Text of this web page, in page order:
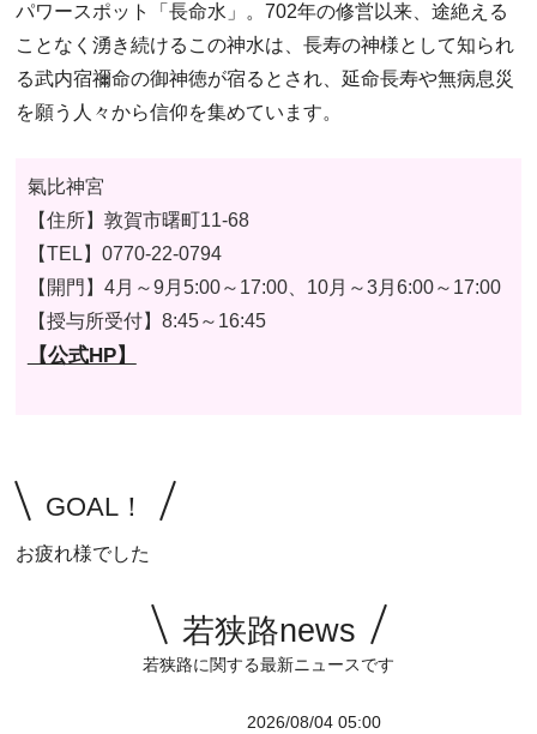
パワースポット「長命水」。702年の修営以来、途絶える
ことなく湧き続けるこの神水は、長寿の神様として知られ
る武内宿禰命の御神徳が宿るとされ、延命長寿や無病息災
を願う人々から信仰を集めています。
氣比神宮
【住所】 敦賀市曙町11-68
【TEL】 0770-22-0794
【開門】4月～9月5:00～17:00、10月～3月6:00～17:00
【授与所受付】8:45～16:45
【公式HP】
GOAL！
お疲れ様でした
若狭路news
若狭路に関する最新ニュースです
2026/08/04 05:00